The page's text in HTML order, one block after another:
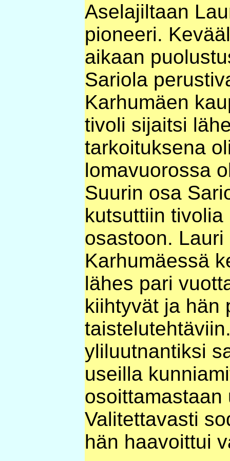
Aselajiltaan
pioneeri.
aikaan
Sariola
Karhumäen
tivoli sijaitsi
tarkoituksena
lomavuorossa
Suurin osa
kutsuttiin
osastoon.
Karhumäessä
lähes pari
kiihtyvät ja hän
yliluutnantiksi
useilla
Valitettavasti
hän haavoittui